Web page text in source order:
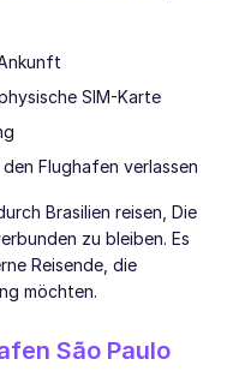
SIM-Karte
Flughafen verlassen
Brasilien reisen, Die
zu bleiben. Es
Reisende, die
möchten.
São Paulo